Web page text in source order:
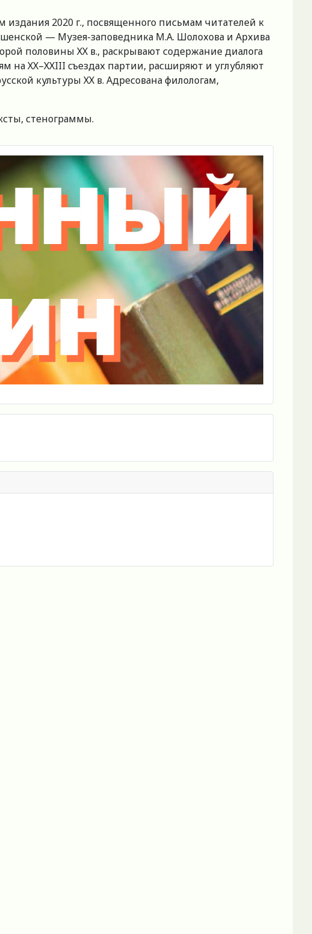
издания 2020 г., посвященного письмам читателей к
— Музея-заповедника М.А. Шолохова и Архива
половины ХХ в., раскрывают содержание диалога
на ХХ–ХХIII cъездах партии, расширяют и углубляют
культуры ХХ в. Адресована филологам,
стенограммы.